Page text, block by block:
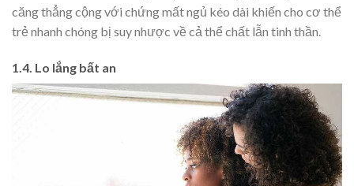
căng thẳng cộng với chứng mất ngủ kéo dài khiến cho cơ thể
trẻ nhanh chóng bị suy nhược về cả thể chất lẫn tinh thần.
1.4. Lo lắng bất an